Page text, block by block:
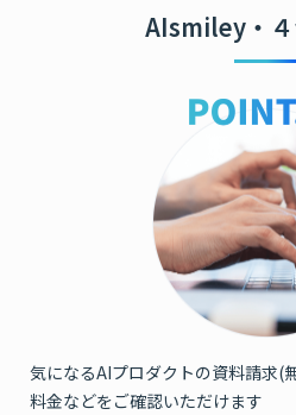
AIsmiley・
気になるAIプロダクトの資料請求(
料金などをご確認いただけます